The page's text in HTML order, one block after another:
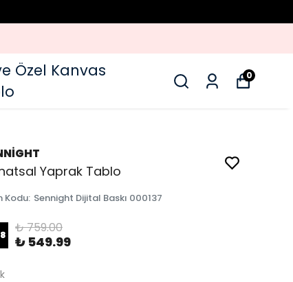
Özel Kanvas
0
Yaprak Tablo
Kodu: Sennight Dijital Baskı 000137
₺ 759.00
₺ 549.99